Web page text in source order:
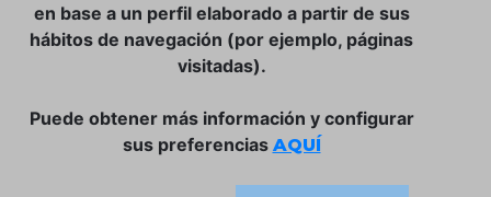
TIENDA ONLINE:
Plaça de la Llibertat, 22, 07760 Ciutadella
Tlf. 971 93 78 75
en base a un perfil elaborado a partir de sus
hábitos de navegación (por ejemplo, páginas
visitadas).
Puede obtener más información y configurar
sus preferencias AQUÍ